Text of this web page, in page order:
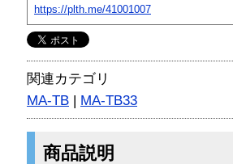
https://plth.me/41001007
関連カテゴリ
MA-TB | MA-TB33
商品説明